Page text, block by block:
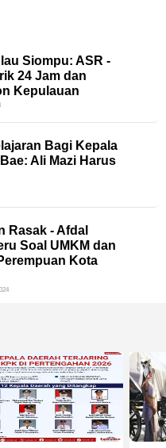
Siompu: ASR -
24 Jam dan
Kepulauan
Bagi Kepala
Ali Mazi Harus
Rasak - Afdal
Soal UMKM dan
Kota